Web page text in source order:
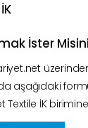
İster
aşağıdaki
Textile İK